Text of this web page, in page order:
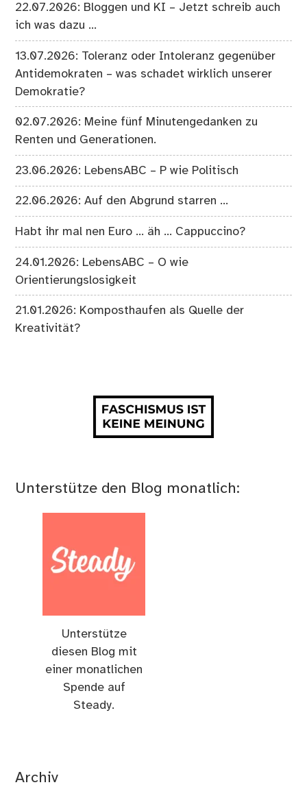
22.07.2026: Bloggen und KI – Jetzt schreib auch
ich was dazu …
13.07.2026: Toleranz oder Intoleranz gegenüber
Antidemokraten – was schadet wirklich unserer
Demokratie?
02.07.2026: Meine fünf Minutengedanken zu
Renten und Generationen.
23.06.2026: LebensABC – P wie Politisch
22.06.2026: Auf den Abgrund starren …
Habt ihr mal nen Euro … äh … Cappuccino?
24.01.2026: LebensABC – O wie
Orientierungslosigkeit
21.01.2026: Komposthaufen als Quelle der
Kreativität?
Unterstütze den Blog monatlich:
Unterstütze
diesen Blog mit
einer monatlichen
Spende auf
Steady.
Archiv